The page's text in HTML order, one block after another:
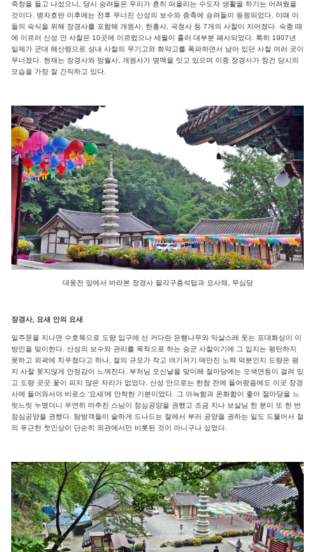
죽창을 들고 나섰으니, 당시 승려들은 우리가 흔히 떠올리는 수도자 생활을 하기는 어려웠을
것이다. 병자호란 이후에는 전후 무너진 산성의 보수와 증축에 승려들이 동원되었다. 이때 이
들의 숙식을 위해 장경사를 포함해 개원사, 한흥사, 국청사 등 7개의 사찰이 지어졌다. 숙종 때
에 이르러 산성 안 사찰은 10곳에 이르렀으나 세월이 흘러 대부분 폐사되었다. 특히 1907년
일제가 군대 해산령으로 성내 사찰의 무기고와 화약고를 폭파하면서 남아 있던 사찰 여러 곳이
무너졌다. 현재는 장경사와 망월사, 개원사가 명맥을 잇고 있으며 이중 장경사가 창건 당시의
모습을 가장 잘 간직하고 있다.
대웅전 앞에서 바라본 장경사 팔각구층석탑과 요사채, 무심당
장경사, 요새 안의 요새
일주문을 지나면 수호목으로 도량 입구에 선 커다란 은행나무와 익살스레 웃는 포대화상이 이
방인을 맞이한다. 산성의 보수와 관리를 목적으로 하는 승군 사찰이기에 그 입지는 평탄하지
못하고 외곽에 치우쳤다고 하나, 절의 규모가 작고 여기저기 매만진 노력 덕분인지 도량은 평
지 사찰 못지않게 안정감이 느껴진다. 부처님 오신날을 맞이해 절마당에는 오색연등이 걸려 있
고 도량 곳곳 꽃이 피지 않은 자리가 없었다. 산성 안으로는 한참 전에 들어왔음에도 이곳 장경
사에 들어와서야 비로소 ‘요새’에 안착한 기분이었다. 그 아늑함과 온화함이 좋아 절마당을 느
릿느릿 누볐더니 우연히 마주친 스님이 점심공양을 권했고 조금 지나 보살님 한 분이 또 한 번
점심공양을 권했다. 탐방객들이 숱하게 드나드는 절에서 부러 공양을 권하는 일도 드물어서 절
의 푸근한 첫인상이 단순히 외관에서만 비롯된 것이 아니구나 싶었다.